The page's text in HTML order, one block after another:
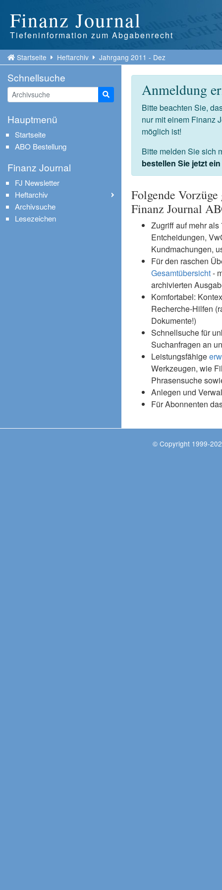
Finanz Journal
Tiefeninformation zum Abgabenrecht
Startseite Heftarchiv Jahrgang 2011 - Dez
Anmeldung
Bitte beachten Sie,
nur mit einem Finanz
möglich ist!
Bitte melden Sie sich
bestellen Sie jetzt
Folgende
Finanz Journal
Zugriff auf mehr
Entcheidungen,
Kundmachungen,
Für den raschen
Gesamtübersicht-
archivierten
Komfortabel:
Recherche-Hilfen
Dokumente!)
Schnellsuche für
Suchanfragen an
Leistungsfähige
Werkzeugen, wie
Phrasensuche
Anlegen und
Für Abonnenten
Schnellsuche
Suche starten
Hauptmenü
Startseite
ABO Bestellung
Finanz Journal
FJ Newsletter
Heftarchiv
Archivsuche
Lesezeichen
© Copyright 1999-